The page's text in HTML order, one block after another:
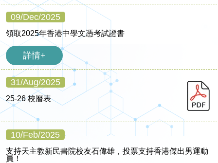
09/Dec/2025
領取2025年香港中學文憑考試證書
詳情+
31/Aug/2025
25-26 校曆表
10/Feb/2025
支持天主教新民書院校友石偉雄，投票支持香港傑出男運動
員！